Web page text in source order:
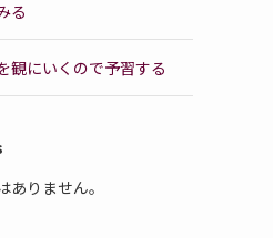
る
観にいくので予習する
りません。